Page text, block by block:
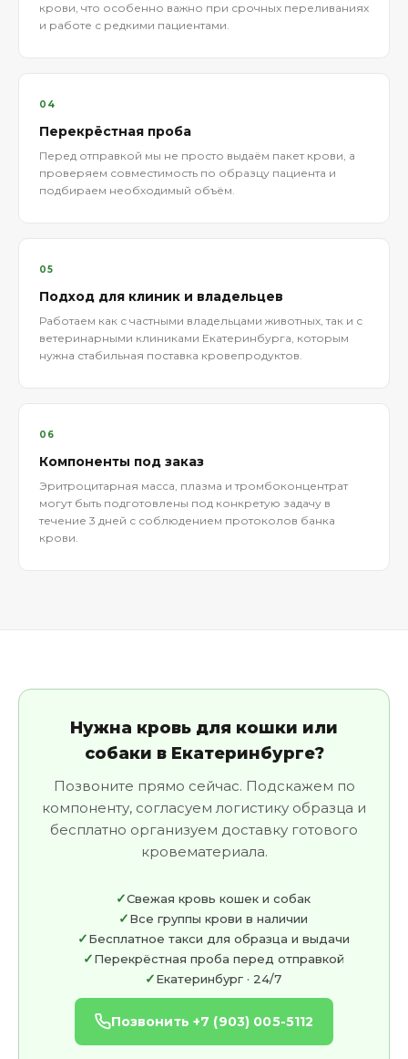
крови, что особенно важно при срочных переливаниях
и работе с редкими пациентами.
04
Перекрёстная проба
Перед отправкой мы не просто выдаём пакет крови, а
проверяем совместимость по образцу пациента и
подбираем необходимый объём.
05
Подход для клиник и владельцев
Работаем как с частными владельцами животных, так и с
ветеринарными клиниками Екатеринбурга, которым
нужна стабильная поставка кровепродуктов.
06
Компоненты под заказ
Эритроцитарная масса, плазма и тромбоконцентрат
могут быть подготовлены под конкретую задачу в
течение 3 дней с соблюдением протоколов банка
крови.
Нужна кровь для кошки или
собаки в Екатеринбурге?
Позвоните прямо сейчас. Подскажем по
компоненту, согласуем логистику образца и
бесплатно организуем доставку готового
кровематериала.
Свежая кровь кошек и собак
Все группы крови в наличии
Бесплатное такси для образца и выдачи
Перекрёстная проба перед отправкой
Екатеринбург · 24/7
Позвонить +7 (903) 005-5112